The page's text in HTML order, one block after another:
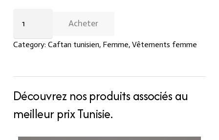
rose
simple
quantity
Acheter
Category: Caftan tunisien, Femme, Vêtements femme
Découvrez nos produits associés au
meilleur prix Tunisie.